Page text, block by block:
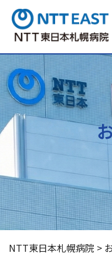
当院について
ご来院される方へ
診療科・部門
医療・介護関係の方
採用情報
NTT東日本札幌病院 >